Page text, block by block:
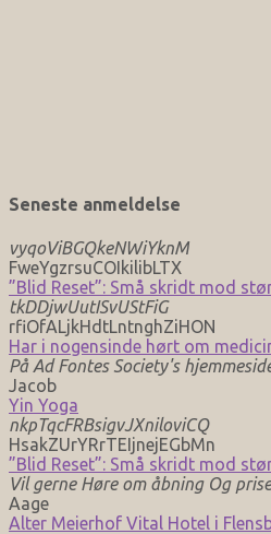
Seneste anmeldelse
vyqoViBGQkeNWiYknM
FweYgzrsuCOIkilibLTX
”Blid Reset”: Små skridt mod
tkDDjwUutISvUStFiG
rfiOfALjkHdtLntnghZiHON
Har i nogensinde hørt om
På Ad Fontes Society's
Jacob
Yin Yoga
nkpTqcFRBsigvJXniloviCQ
HsakZUrYRrTEIjnejEGbMn
”Blid Reset”: Små skridt mod
Vil gerne Høre om åbning Og
Aage
Alter Meierhof Vital Hotel i